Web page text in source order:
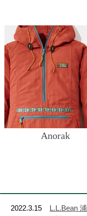
Anorak
2022.3.15
L.L.Bean